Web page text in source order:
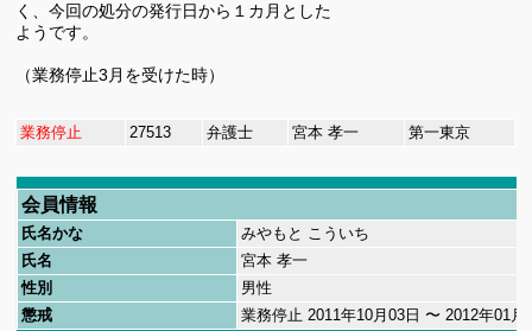
く、今回の処分の発行日から１カ月とした
ようです。
（業務停止3月を受けた時）
業務停止 27513 弁護士 宮本 孝一 第一東京
会員情報
氏名かな
みやもと こういち
氏名
宮本 孝一
性別
男性
懲戒
業務停止 2011年10月03 日 〜 2012年01月